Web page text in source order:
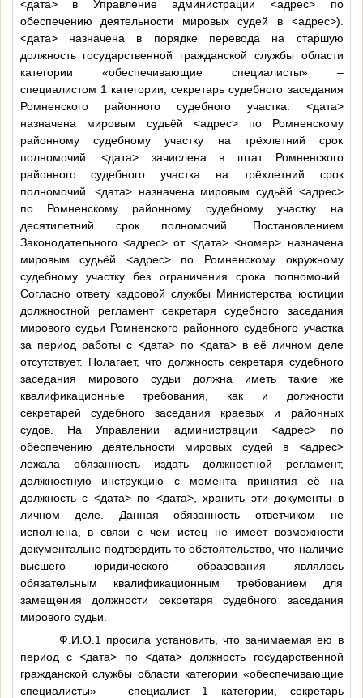
<дата>в Управление администрации <адрес>по
обеспечению деятельности мировых судей в <адрес>).
<дата>назначена в порядке перевода на старшую
должность государственной гражданской службы области
категории «обеспечивающие специалисты» –
специалистом 1 категории, секретарь судебного заседания
Ромненского районного судебного участка. <дата>
назначена мировым судьёй <адрес>по Ромненскому
районному судебному участку на трёхлетний срок
полномочий.<дата> зачислена в штат Ромненского
районного судебного участка на трёхлетний срок
полномочий.<дата> назначена мировым судьёй <адрес>
по Ромненскому районному судебному участку на
десятилетний срок полномочий. Постановлением
Законодательного <адрес>от <дата> <номер> назначена
мировым судьёй <адрес>по Ромненскому окружному
судебному участку без ограничения срока полномочий.
Согласно ответу кадровой службы Министерства юстиции
должностной регламент секретаря судебного заседания
мирового судьи Ромненского районного судебного участка
за период работы с <дата>по <дата>в её личном деле
отсутствует. Полагает, что должность секретаря судебного
заседания мирового судьи должна иметь такие же
квалификационные требования, как и должности
секретарей судебного заседания краевых и районных
судов. На Управлении администрации<адрес> по
обеспечению деятельности мировых судей в <адрес>
лежала обязанность издать должностной регламент,
должностную инструкцию с момента принятия её на
должность с <дата>по <дата>, хранить эти документы в
личном деле. Данная обязанность ответчиком не
исполнена, в связи с чем истец не имеет возможности
документально подтвердить то обстоятельство, что наличие
высшего юридического образования являлось
обязательным квалификационным требованием для
замещения должности секретаря судебного заседания
мирового судьи.
Ф.И.О.1
просила установить, что занимаемая ею в
период с<дата> по <дата>должность государственной
гражданской службы области категории «обеспечивающие
специалисты» – специалист 1 категории, секретарь